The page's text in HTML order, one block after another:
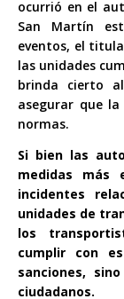
ocurrió en el
San Martín
eventos, el
las unidades
brinda cierto
asegurar que
normas.
Si bien las
medidas más
incidentes
unidades de
los
cumplir con
sanciones,
ciudadanos.